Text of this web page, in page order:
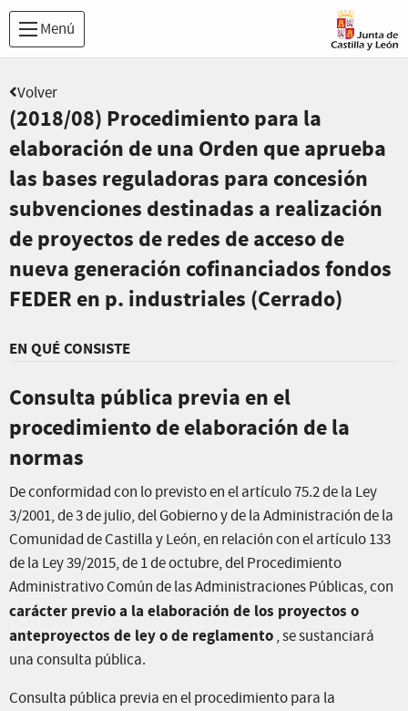
Menú
Volver
(2018/08) Procedimiento para la
elaboración de una Orden que aprueba
las bases reguladoras para concesión
subvenciones destinadas a realización
de proyectos de redes de acceso de
nueva generación cofinanciados fondos
FEDER en p. industriales (Cerrado)
EN QUÉ CONSISTE
Consulta pública previa en el
procedimiento de elaboración de la
normas
De conformidad con lo previsto en el artículo 75.2 de la Ley
3/2001, de 3 de julio, del Gobierno y de la Administración de la
Comunidad de Castilla y León, en relación con el artículo 133
de la Ley 39/2015, de 1 de octubre, del Procedimiento
Administrativo Común de las Administraciones Públicas, con
carácter previo a la elaboración de los proyectos o
anteproyectos de ley o de reglamento, se sustanciará
una consulta pública.
Consulta pública previa en el procedimiento para la